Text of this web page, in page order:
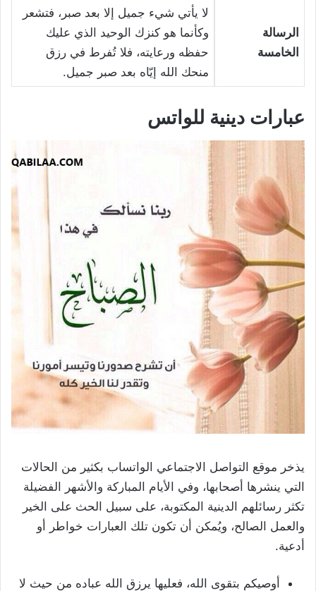
الرسالة
الخامسة
لا يأتي شيء جميل إلا بعد صبر، فتشعر
وكأنما هو كنزك الوحيد الذي عليك
حفظه ورعايته، فلا تُفرط في رزق
منحك الله إيّاه بعد صبر جميل.
عبارات دينية للواتس
يذخر موقع التواصل الاجتماعي الواتساب بكثير من الحالات
التي ينشرها أصحابها، وفي الأيام المباركة والأشهر الفضيلة
تكثر رسائلهم الدينية المكتوبة، على سبيل الحث على الخير
والعمل الصالح، ويُمكن أن تكون تلك العبارات خواطر أو
أدعية.
أوصيكم بتقوى الله، فعليها يرزق الله عباده من حيث لا